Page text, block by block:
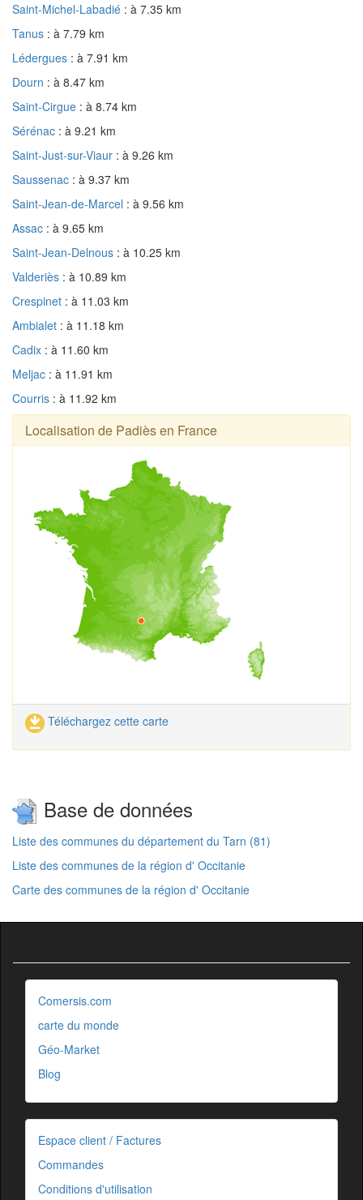
Saint-Michel-Labadié : à 7.35 km
Tanus : à 7.79 km
Lédergues : à 7.91 km
Dourn : à 8.47 km
Saint-Cirgue : à 8.74 km
Sérénac : à 9.21 km
Saint-Just-sur-Viaur : à 9.26 km
Saussenac : à 9.37 km
Saint-Jean-de-Marcel : à 9.56 km
Assac : à 9.65 km
Saint-Jean-Delnous : à 10.25 km
Valderiès : à 10.89 km
Crespinet : à 11.03 km
Ambialet : à 11.18 km
Cadix : à 11.60 km
Meljac : à 11.91 km
Courris : à 11.92 km
Localisation de Padiès en France
Téléchargez cette carte
Base de données
Liste des communes du département du Tarn (81)
Liste des communes de la région d' Occitanie
Carte des communes de la région d' Occitanie
Comersis.com
carte du monde
Géo-Market
Blog
Espace client / Factures
Commandes
Conditions d'utilisation